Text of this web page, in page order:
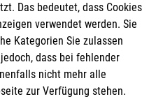
e.V.
und Caritas eG
Das bedeutet, dass Cookies
verwendet werden. Sie
Kategorien Sie zulassen
dass bei fehlender
nicht mehr alle
zur Verfügung stehen.